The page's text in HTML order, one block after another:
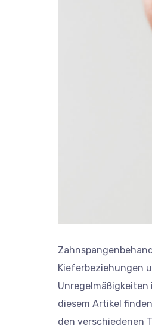
Kieferbeziehungen
diesem Artikel
den verschiedenen